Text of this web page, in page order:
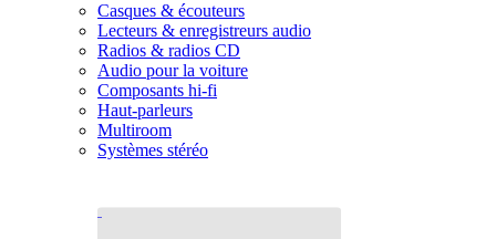
Casques & écouteurs
Lecteurs & enregistreurs audio
Radios & radios CD
Audio pour la voiture
Composants hi-fi
Haut-parleurs
Multiroom
Systèmes stéréo